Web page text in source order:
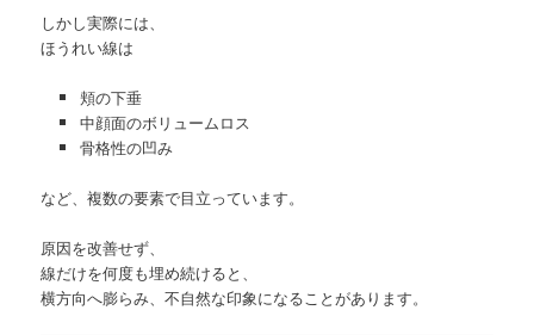
しかし実際には、
ほうれい線は
頬の下垂
中顔面のボリュームロス
骨格性の凹み
など、複数の要素で目立っています。
原因を改善せず、
線だけを何度も埋め続けると、
横方向へ膨らみ、不自然な印象になることがあります。